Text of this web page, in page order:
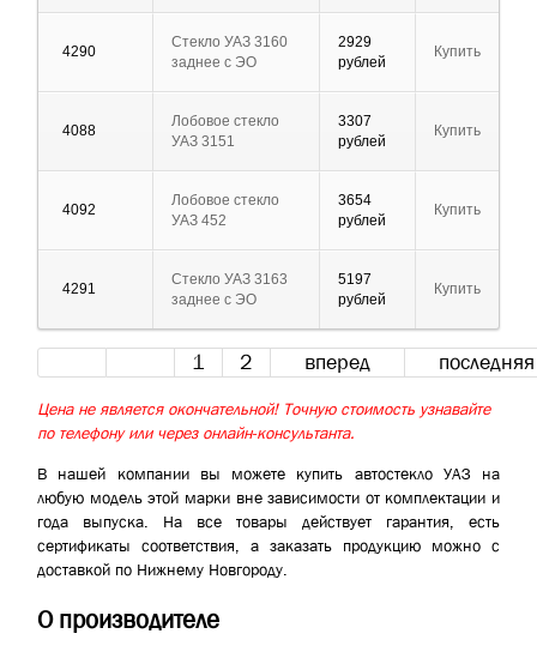
4290
Стекло УАЗ 3160
заднее с ЭО
2929
рублей
Купить
4088
Лобовое стекло
УАЗ 3151
3307
рублей
Купить
4092
Лобовое стекло
УАЗ 452
3654
рублей
Купить
4291
Стекло УАЗ 3163
заднее с ЭО
5197
рублей
Купить
1 2 вперед последняя
Цена не является окончательной! Точную стоимость узнавайте
по телефону или через онлайн-консультанта.
В нашей компании вы можете купить автостекло УАЗ на
любую модель этой марки вне зависимости от комплектации и
года выпуска. На все товары действует гарантия, есть
сертификаты соответствия, а заказать продукцию можно с
доставкой по Нижнему Новгороду.
О производителе